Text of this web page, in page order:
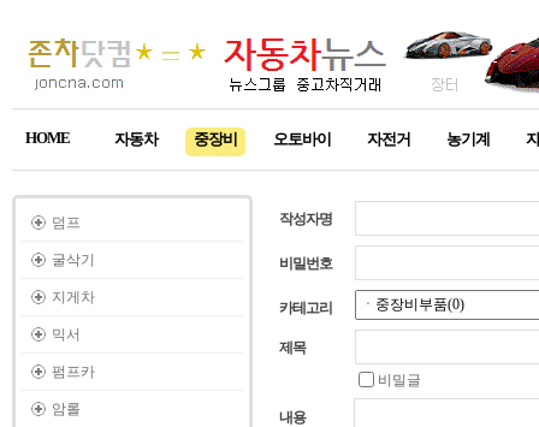
HOME 자동차 중장비 오토바이 자전거 농기계
덤프
굴삭기
지게차
믹서
펌프카
암롤
작성자명
비밀번호
카테고리
제목
비밀글
내용